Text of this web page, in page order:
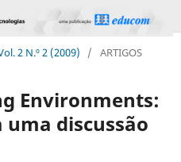
2 N.º 2 (2009) / ARTIGOS
Environments:
discussão